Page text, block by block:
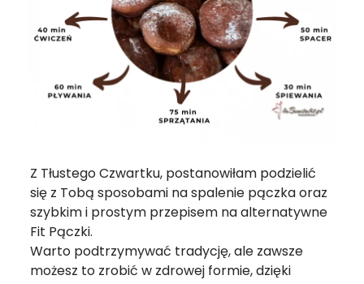
Z Tłustego Czwartku, postanowiłam podzielić
się z Tobą sposobami na spalenie pączka oraz
szybkim i prostym przepisem na alternatywne
Fit Pączki.
Warto podtrzymywać tradycję, ale zawsze
możesz to zrobić w zdrowej formie, dzięki